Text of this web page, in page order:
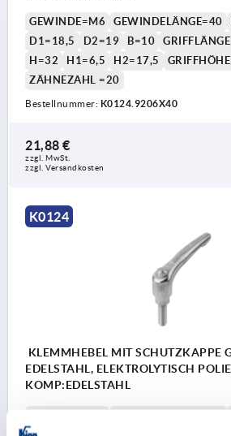
GEWINDE=M6 GEWINDELÄNGE=40
D1=18,5
D2=19 B=10
H=32
H1=6,5 H2=17,5
ZÄHNEZAHL =20
Bestellnummer: K0124.9206X40
21,88 €
zzgl. MwSt.
zzgl. Versandkosten
K0124
KLEMMHEBEL MIT SCHUTZKAPPE
EDELSTAHL, ELEKTROLYTISCH
KOMP:EDELSTAHL